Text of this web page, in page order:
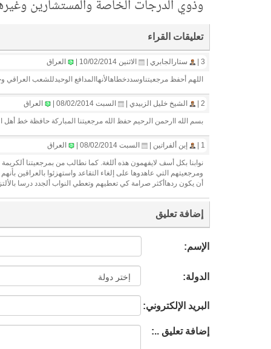
وذوي الدرجات الخاصة والمستشارين
تعليقات القراء
3 | ستارالجابري | الاثنين 10/02/2014 | العراق
اللهم أحفظ مرجعيتناوسددخطاهالأنهاالمدافع الوحيدللشعب
2 | الشيخ خليل الزبيدي | السبت 08/02/2014 | العراق
بسم الله اارحمن الرحيم حفظ الله مرجعيتنا المباركة حافظة خط
1 | إبن ألفراتين | السبت 08/02/2014 | العراق
نوابنا بكل أسف لايفهمون هذه أللغة. كما نطالب من بمرجعيتنا
ومرجعيتهم التي عاهدوها على إلغاء التقاعد واستهزئوا بالعراقين
أن يكون ردهاأكثر صرامة كي تعطيهم وتعطي النواب ألجدد درسا
إضافة تعليق
الإسم:
الدولة:
البريد الإلكتروني:
إضافة تعليق ..: